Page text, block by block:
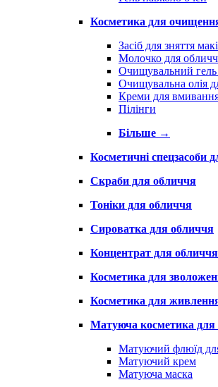
Косметика для
Засіб для зняття
Молочко для
Очищувальний
Очищувальна олія
Креми для
Пілінги
Більше →
Косметичні спецзасоби
Скраби для обличчя
Тоніки для обличчя
Сироватка для обличчя
Концентрат для обличчя
Косметика для
Косметика для
Матуюча косметика для
Матуючий флюїд
Матуючий крем
Матуюча маска